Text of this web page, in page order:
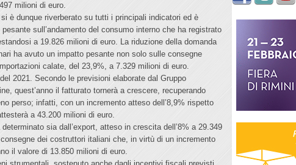
milioni di euro.
si è dunque riverberato su tutti i principali indicatori ed è
sull’andamento del consumo interno che ha registrato
a 19.826 milioni di euro. La riduzione della domanda
ha avuto un impatto pesante non solo sulle consegne
calate, del 23,9%, a 7.329 milioni di euro.
2021. Secondo le previsioni elaborate dal Gruppo
quest’anno il fatturato tornerà a crescere, recuperando
perso; infatti, con un incremento atteso dell’8,9% rispetto
a 43.200 milioni di euro.
determinato sia dall’export, atteso in crescita dell’8% a 29.349
dei costruttori italiani che, in virtù di un incremento
il valore di 13.850 milioni di euro.